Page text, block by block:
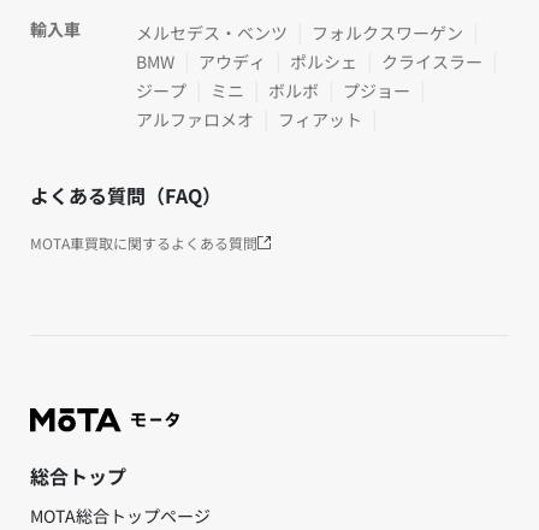
輸入車 メルセデス・ベンツ
フォルクスワーゲン
BMW
アウディ ポルシェ
クライスラー
ジープ
ミニ ボルボ
プジョー
アルファロメオ
フィアット
よくある質問（FAQ）
MOTA車買取に関するよくある質問
総合トップ
MOTA総合トップページ